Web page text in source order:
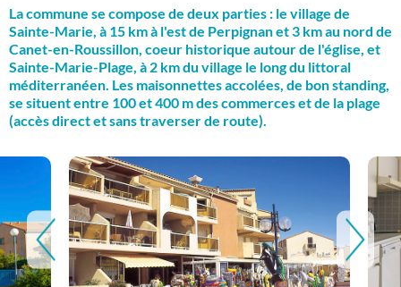
La commune se compose de deux parties : le village de
Sainte-Marie, à 15 km à l'est de Perpignan et 3 km au nord de
Canet-en-Roussillon, coeur historique autour de l'église, et
Sainte-Marie-Plage, à 2 km du village le long du littoral
méditerranéen. Les maisonnettes accolées, de bon standing,
se situent entre 100 et 400 m des commerces et de la plage
(accès direct et sans traverser de route).